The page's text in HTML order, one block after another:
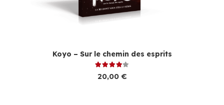
Koyo – Sur le chemin des esprits
20,00 €